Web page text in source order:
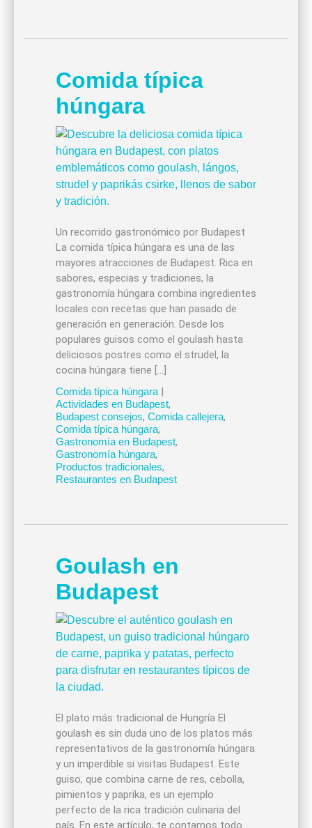
Comida típica
húngara
Un recorrido gastronómico por Budapest
La comida típica húngara es una de las
mayores atracciones de Budapest. Rica en
sabores, especias y tradiciones, la
gastronomía húngara combina ingredientes
locales con recetas que han pasado de
generación en generación. Desde los
populares guisos como el goulash hasta
deliciosos postres como el strudel, la
cocina húngara tiene […]
Comida típica húngara|
Actividades en Budapest,
Budapest consejos, Comida callejera,
Comida típica húngara,
Gastronomía en Budapest,
Gastronomía húngara,
Productos tradicionales,
Restaurantes en Budapest
Goulash en
Budapest
El plato más tradicional de Hungría El
goulash es sin duda uno de los platos más
representativos de la gastronomía húngara
y un imperdible si visitas Budapest. Este
guiso, que combina carne de res, cebolla,
pimientos y paprika, es un ejemplo
perfecto de la rica tradición culinaria del
país. En este artículo, te contamos todo